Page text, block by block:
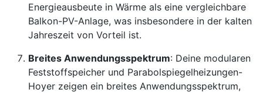
Energieausbeute in Wärme als eine vergleichbare
Balkon-PV-Anlage, was insbesondere in der kalten
Jahreszeit von Vorteil ist.
Breites Anwendungsspektrum: Deine modularen
Feststoffspeicher und Parabolspiegelheizungen-
Hoyer zeigen ein breites Anwendungsspektrum,